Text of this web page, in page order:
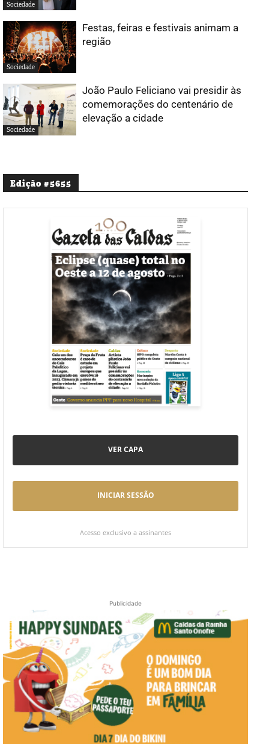
Sociedade
Sociedade
Festas, feiras e festivais animam a
região
Sociedade
João Paulo Feliciano vai presidir às
comemorações do centenário de
elevação a cidade
Edição #5655
VER CAPA
INICIAR SESSÃO
Acesso exclusivo a assinantes
Publicidade